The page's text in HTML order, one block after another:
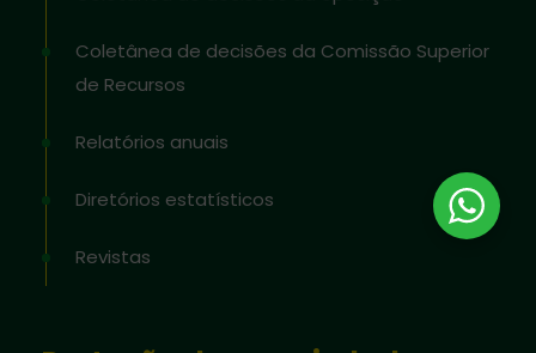
Coletânea de decisões da Comissão Superior
de Recursos
Relatórios anuais
Diretórios estatísticos
Revistas